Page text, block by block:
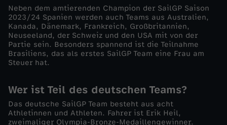
D
i
e
R
e
Neben dem amtierenden Champion der SailGP Saison
2023/24 Spanien werden auch Teams aus Australien,
Kanada, Dänemark, Frankreich, Großbritannien,
Neuseeland, der Schweiz und den USA mit von der
Partie sein. Besonders spannend ist die Teilnahme
Brasiliens, das als erstes SailGP Team eine Frau am
Steuer hat.
Wer ist Teil des deutschen Teams?
Das deutsche SailGP Team besteht aus acht
Athletinnen und Athleten. Fahrer ist Erik Heil,
zweimaliger Olympia-Bronze-Medaillengewinner.